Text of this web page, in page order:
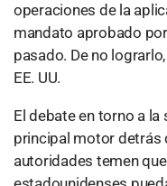
operaciones de la
mandato aprobado
pasado. De no
EE. UU.
El debate en torno a la
principal motor detrás
autoridades temen